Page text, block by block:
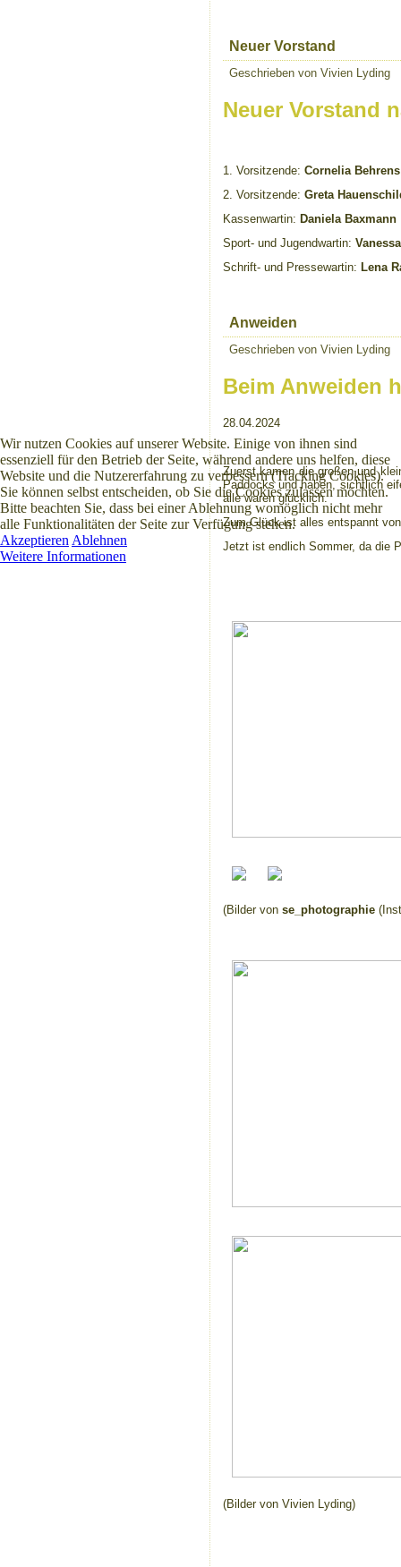
Neuer Vorstand
Geschrieben von Vivien Lyding
Neuer Vorstand
1. Vorsitzende: Cornelia Behrens
2. Vorsitzende: Greta
Kassenwartin: Daniela Baxmann
Sport- und Jugendwartin:
Schrift- und Pressewartin: Lena
Anweiden
Geschrieben von Vivien Lyding
Beim Anweiden
28.04.2024
Zuerst kamen die großen und
Paddocks und haben, sichtlich
alle waren glücklich.
Zum Glück ist alles entspannt
Jetzt ist endlich Sommer, da die
(Bilder von se_photographie
(Bilder von Vivien Lyding)
Wir nutzen Cookies auf unserer Website. Einige von ihnen sind
essenziell für den Betrieb der Seite, während andere uns helfen, diese
Website und die Nutzererfahrung zu verbessern (Tracking Cookies).
Sie können selbst entscheiden, ob Sie die Cookies zulassen möchten.
Bitte beachten Sie, dass bei einer Ablehnung womöglich nicht mehr
alle Funktionalitäten der Seite zur Verfügung stehen.
Akzeptieren Ablehnen
Weitere Informationen